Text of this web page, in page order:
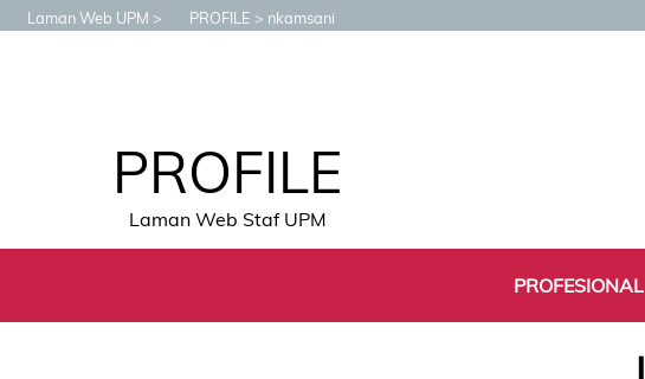
Laman Web UPM PROFILE nkamsani
PROFILE
Laman Web Staf UPM
PROFESIONAL